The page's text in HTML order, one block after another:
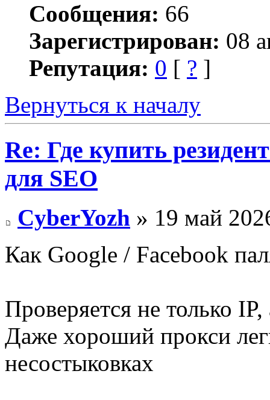
Сообщения: 66
Зарегистрирован: 08
Репутация: 0 [ ? ]
Вернуться к началу
Re: Где купить
для SEO
CyberYozh » 19 май
Как Google / Facebook
Проверяется не только
Даже хороший прокси
несостыковках